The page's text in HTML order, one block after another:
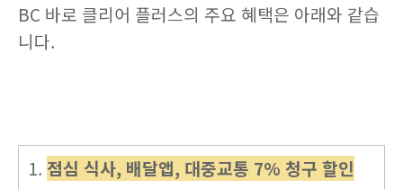
BC 바로 클리어 플러스의 주요 혜택은 아래와 같습
니다.
1. 점심 식사, 배달앱, 대중교통 7% 청구 할인